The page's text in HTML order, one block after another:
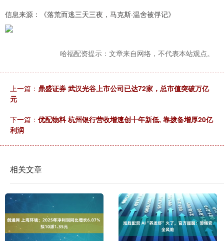
信息来源：《落荒而逃三天三夜，马克斯·温舍被俘记》
哈福配资提示：文章来自网络，不代表本站观点。
上一篇： 鼎盛证券 武汉光谷上市公司已达72家，总市值突破万亿
元
下一篇： 优配物料 杭州银行营收增速创十年新低, 靠拨备增厚20亿
利润
相关文章